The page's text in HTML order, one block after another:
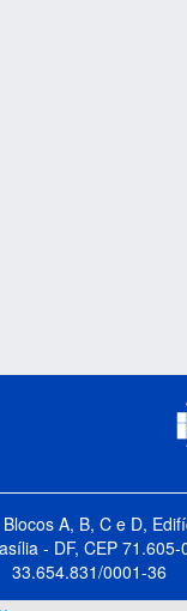
A, B, C e D,
- DF, CEP 71.605-
33.654.831/0001-36